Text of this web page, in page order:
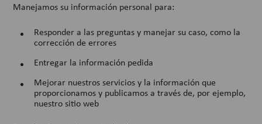
Manejamos su información personal para:
Responder a las preguntas y manejar su caso, como la
corrección de errores
Entregar la información pedida
Mejorar nuestros servicios y la información que
proporcionamos y publicamos a través de, por ejemplo,
nuestro sitio web